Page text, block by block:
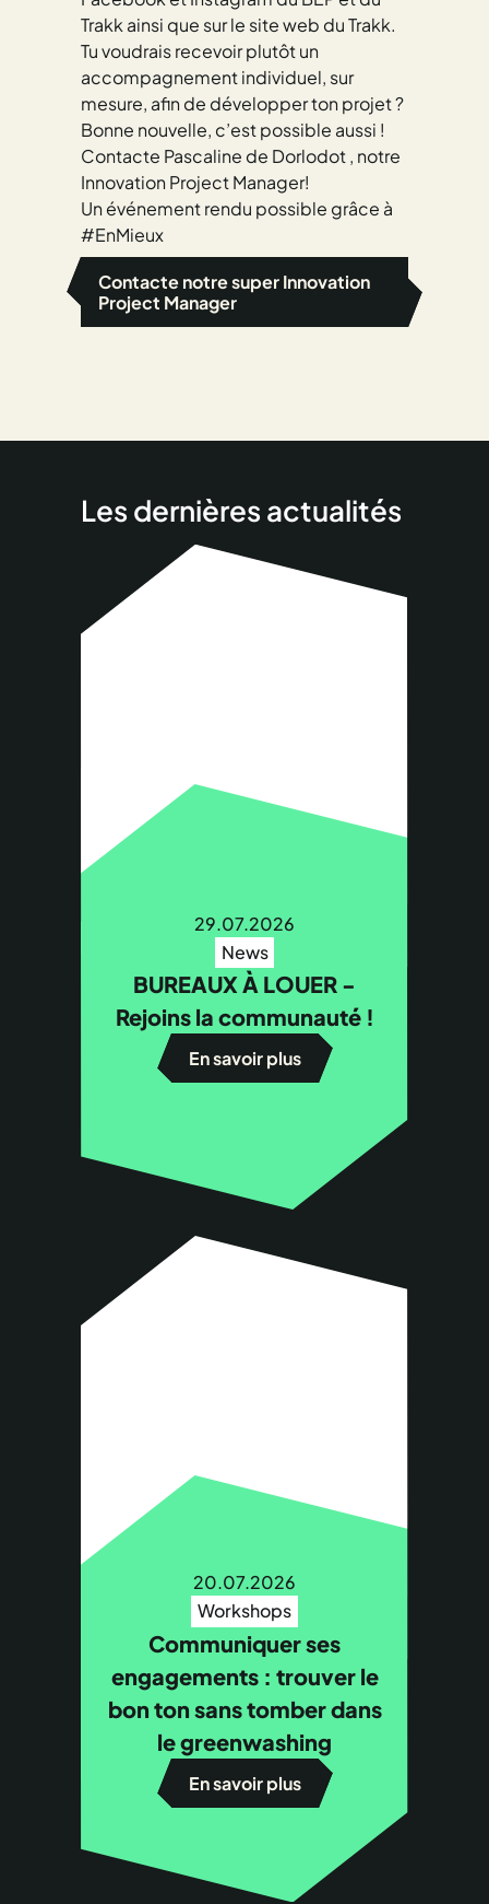
Trakk ainsi que sur le site web du Trakk.
Tu voudrais recevoir plutôt un
accompagnement individuel, sur
mesure, afin de développer ton projet ?
Bonne nouvelle, c’est possible aussi !
Contacte Pascaline de Dorlodot , notre
Innovation Project Manager!
Un événement rendu possible grâce à
#EnMieux
Contacte notre super Innovation
Project Manager
Les dernières actualités
29.07.2026
News
BUREAUX À LOUER -
Rejoins la communauté !
En savoir plus
20.07.2026
Workshops
Communiquer ses
engagements : trouver le
bon ton sans tomber dans
le greenwashing
En savoir plus